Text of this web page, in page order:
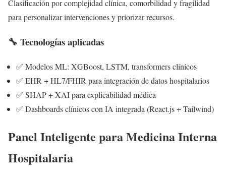
Clasificación por complejidad clínica, comorbilidad y fragilidad
para personalizar intervenciones y priorizar recursos.
🔧 Tecnologías aplicadas
✅ Modelos ML: XGBoost, LSTM, transformers clínicos
✅ EHR + HL7/FHIR para integración de datos hospitalarios
✅ SHAP + XAI para explicabilidad médica
✅ Dashboards clínicos con IA integrada (React.js + Tailwind)
Panel Inteligente para Medicina Interna
Hospitalaria